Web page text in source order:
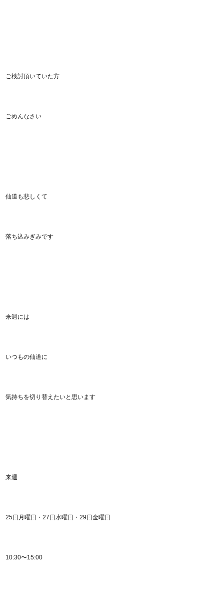
ご検討頂いていた方
ごめんなさい
仙道も悲しくて
落ち込みぎみです
来週には
いつもの仙道に
気持ちを切り替えたいと思います
来週
25日月曜日・27日水曜日・29日金曜日
10:30〜15:00